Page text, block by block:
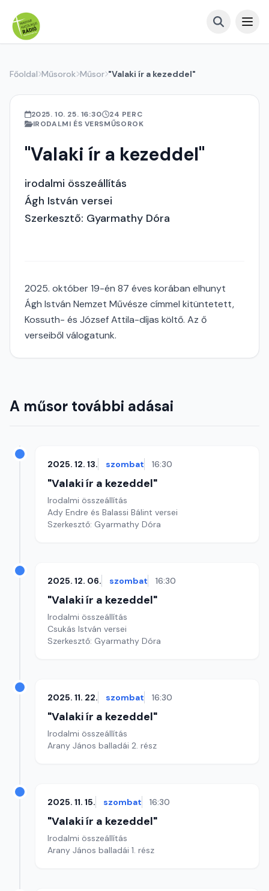
Főoldal Műsorok Műsor "Valaki ír a kezeddel"
2025. 10. 25. 16:30
24 PERC
IRODALMI ÉS VERSMŰSOROK
"Valaki ír a kezeddel"
irodalmi összeállítás
Ágh István versei
Szerkesztő: Gyarmathy Dóra
2025. október 19-én 87 éves korában elhunyt
Ágh István Nemzet Művésze címmel kitüntetett,
Kossuth- és József Attila-díjas költő. Az ő
verseiből válogatunk.
A műsor további adásai
2025. 12. 13. szombat 16:30
"Valaki ír a kezeddel"
Irodalmi összeállítás
Ady Endre és Balassi Bálint versei
Szerkesztő: Gyarmathy Dóra
2025. 12. 06. szombat 16:30
"Valaki ír a kezeddel"
Irodalmi összeállítás
Csukás István versei
Szerkesztő: Gyarmathy Dóra
2025. 11. 22. szombat 16:30
"Valaki ír a kezeddel"
Irodalmi összeállítás
Arany János balladái 2. rész
2025. 11. 15. szombat 16:30
"Valaki ír a kezeddel"
Irodalmi összeállítás
Arany János balladái 1. rész